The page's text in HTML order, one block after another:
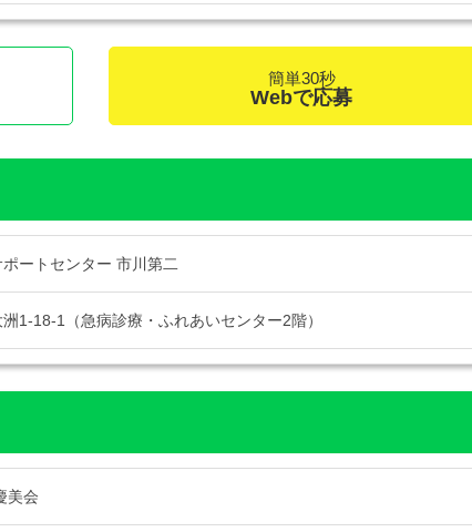
簡単30秒
Webで応募
ートセンター 市川第二
1-18-1（急病診療・ふれあいセンター2階）
美会